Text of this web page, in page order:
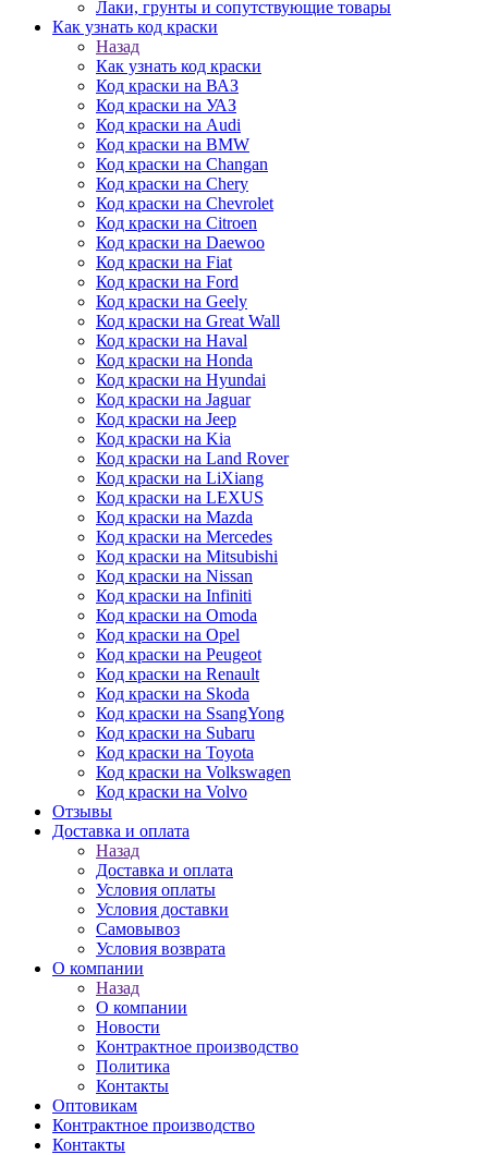
Лаки, грунты и сопутствующие товары
Как узнать код краски
Назад
Как узнать код краски
Код краски на ВАЗ
Код краски на УАЗ
Код краски на Audi
Код краски на BMW
Код краски на Changan
Код краски на Chery
Код краски на Chevrolet
Код краски на Citroen
Код краски на Daewoo
Код краски на Fiat
Код краски на Ford
Код краски на Geely
Код краски на Great Wall
Код краски на Haval
Код краски на Honda
Код краски на Hyundai
Код краски на Jaguar
Код краски на Jeep
Код краски на Kia
Код краски на Land Rover
Код краски на LiXiang
Код краски на LEXUS
Код краски на Mazda
Код краски на Mercedes
Код краски на Mitsubishi
Код краски на Nissan
Код краски на Infiniti
Код краски на Omoda
Код краски на Opel
Код краски на Peugeot
Код краски на Renault
Код краски на Skoda
Код краски на SsangYong
Код краски на Subaru
Код краски на Toyota
Код краски на Volkswagen
Код краски на Volvo
Отзывы
Доставка и оплата
Назад
Доставка и оплата
Условия оплаты
Условия доставки
Самовывоз
Условия возврата
О компании
Назад
О компании
Новости
Контрактное производство
Политика
Контакты
Оптовикам
Контрактное производство
Контакты